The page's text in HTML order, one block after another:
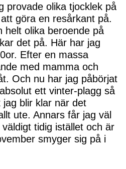
provade olika tjocklek på
göra en resårkant på.
helt olika beroende på
det på. Här har jag
Efter en massa
med mamma och
Och nu har jag påbörjat
ett vinter-plagg så
blir klar när det
ute. Annars får jag väl
tidig istället och är
smyger sig på i